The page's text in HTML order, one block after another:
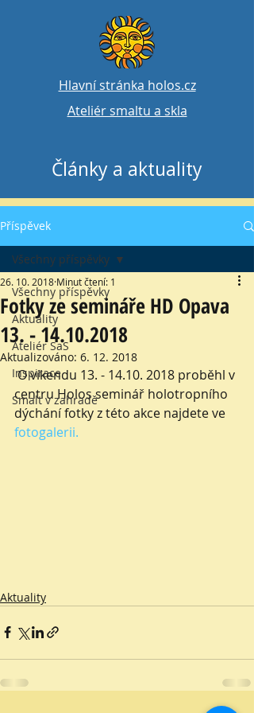
Hlavní stránka holos.cz
Ateliér smaltu a skla
Články a aktuality
Příspěvek
Všechny příspěvky
Aktuality
Ateliér SaS
Inspirace
Smalt v zahradě
Všechny příspěvky
Fotky ze semináře HD Opava
13. - 14.10.2018
26. 10. 2018 Minut čtení: 1
Aktualizováno: 6. 12. 2018
O víkendu 13. - 14.10. 2018 proběhl v
centru Holos seminář holotropního
dýchání fotky z této akce najdete ve
fotogalerii.
Aktuality